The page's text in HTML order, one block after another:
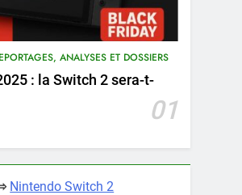
ANALYSES ET DOSSIERS
: la Switch 2 sera-t-
01
Nintendo Switch 2